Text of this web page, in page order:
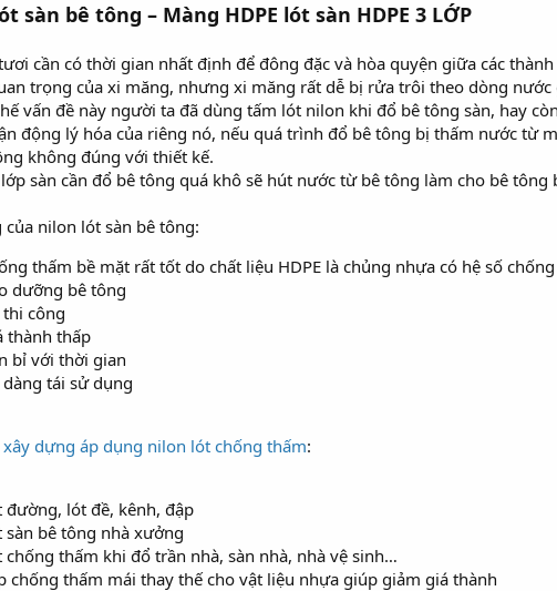
sàn bê tông – Màng HDPE lót sàn HDPE 3 LỚP
cần có thời gian nhất định để đông đặc và hòa quyện giữa các
trọng của xi măng, nhưng xi măng rất dễ bị rửa trôi theo dòng
vấn đề này người ta đã dùng tấm lót nilon khi đổ bê tông sàn, hay
động lý hóa của riêng nó, nếu quá trình đổ bê tông bị thấm nước từ
không đúng với thiết kế.
sàn cần đổ bê tông quá khô sẽ hút nước từ bê tông làm cho bê
của nilon lót sàn bê tông:
thấm bề mặt rất tốt do chất liệu HDPE là chủng nhựa có hệ số
dưỡng bê tông
thi công
thành thấp
bỉ với thời gian
dàng tái sử dụng
xây dựng áp dụng nilon lót chống thấm:
đường, lót đề, kênh, đập
sàn bê tông nhà xưởng
chống thấm khi đổ trần nhà, sàn nhà, nhà vệ sinh…
chống thấm mái thay thế cho vật liệu nhựa giúp giảm giá thành